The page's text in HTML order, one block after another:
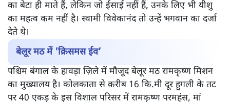
कि देश की इज़्ज़त को धूल धूसरित करने वाले लोग ख़ुद को सबसे
बड़ा राष्ट्रवादी कहते हैं। और इन लोगों की हरकतों से विदेश में रहने
वाले हिंदुओं को वहाँ के कट्टरपंथियों की नफ़रत का शिकार होना
पड़ा रहा है।
ईसा मसीह को जब सलीब पर चढ़ाया गया तो उन्होंने ऐसा करने
वालों को भला-बुरा नहीं कहा। यीशु ने कहा कि 'हे प्रभु इन्हें क्षमा
करना, वे नहीं जानते कि वे क्या कर रहे हैं।’ यीशु की कहानी